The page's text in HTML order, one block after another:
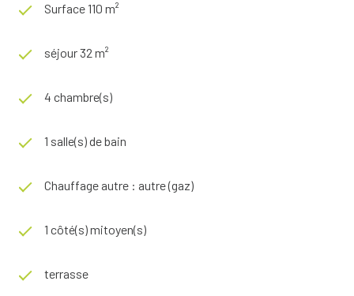
Surface 110 m²
séjour 32 m²
4 chambre(s)
1 salle(s) de bain
Chauffage autre : autre (gaz)
1 côté(s) mitoyen(s)
terrasse